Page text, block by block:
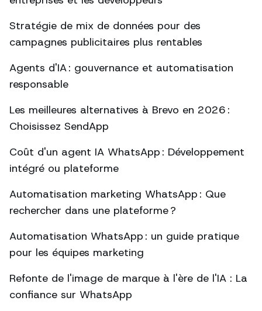
Stratégie de mix de données pour des
campagnes publicitaires plus rentables
Agents d'IA : gouvernance et automatisation
responsable
Les meilleures alternatives à Brevo en 2026 :
Choisissez SendApp
Coût d'un agent IA WhatsApp : Développement
intégré ou plateforme
Automatisation marketing WhatsApp : Que
rechercher dans une plateforme ?
Automatisation WhatsApp : un guide pratique
pour les équipes marketing
Refonte de l'image de marque à l'ère de l'IA : La
confiance sur WhatsApp